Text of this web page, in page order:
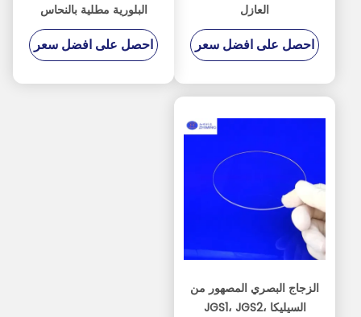
العازل
احصل على افضل سعر
البلورية مطلية بالنحاس
لتصنيع أجهزة الاستشعار
الكهربائية
احصل على افضل سعر
الزجاج البصري المصهور من
السيليكا JGS1، JGS2،